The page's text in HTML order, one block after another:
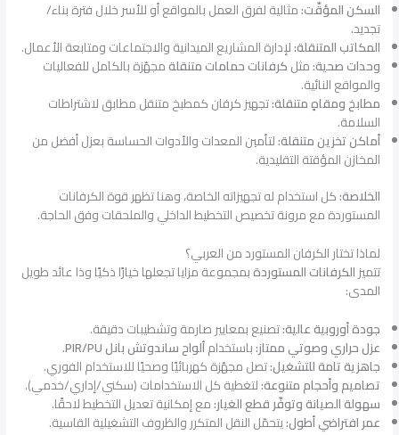
السكن المؤقّت:مثالية لفرق العمل بالمواقع أو للأسر خلال فترة بناء/
تجديد.
المكاتب المتنقلة:لإدارة المشاريع الميدانية والاجتماعات ومتابعة الأعمال.
وحدات صحية:مثلكرفانات حمامات متنقلةمجهّزة بالكامل للفعاليات
والمواقع النائية.
مطابخ ومقاهٍ متنقلة:تجهيز كرفان كمطبخ متنقل مطابق لاشتراطات
السلامة.
أماكن تخزين متنقلة:لتأمين المعدات والأدوات الحساسة بعزل أفضل من
المخازن المؤقتة التقليدية.
الخلاصة:كل استخدام له تجهيزاته الخاصة، وهنا تظهر قوة الكرفانات
المستوردة مع مرونة تخصيص التخطيط الداخلي والملحقات وفق الحاجة.
لماذا تختار الكرفان المستورد من العربي؟
تتميزالكرفانات المستوردةبمجموعة مزايا تجعلها خيارًا ذكيًا وذا عائد طويل
المدى:
جودة أوروبية عالية:تصنيع بمعايير صارمة وتشطيبات دقيقة.
عزل حراري وصوتي ممتاز:باستخدامألواح ساندوتش بانل PIR/PU
.
جاهزية تامة للتشغيل:تصل مجهّزة كهربائيًا وصحيًا للاستخدام الفوري.
تصاميم وأحجام متنوعة:لتغطية كل الاستخدامات (سكني/إداري/خدمي).
سهولة الصيانة وتوفّر قطع الغيار:مع إمكانية تعديل التخطيط لاحقًا.
عمر افتراضي أطول:يتحمّل النقل المتكرر والظروف التشغيلية القاسية.